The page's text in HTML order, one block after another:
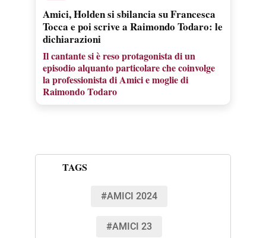
Amici, Holden si sbilancia su Francesca
Tocca e poi scrive a Raimondo Todaro: le
dichiarazioni
Il cantante si è reso protagonista di un
episodio alquanto particolare che coinvolge
la professionista di Amici e moglie di
Raimondo Todaro
TAGS
#AMICI 2024
#AMICI 23